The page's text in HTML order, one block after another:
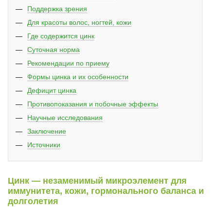
Поддержка зрения
Для красоты волос, ногтей, кожи
Где содержится цинк
Суточная норма
Рекомендации по приему
Формы цинка и их особенности
Дефицит цинка
Противопоказания и побочные эффекты
Научные исследования
Заключение
Источники
Цинк — незаменимый микроэлемент для
иммунитета, кожи, гормонального баланса и
долголетия